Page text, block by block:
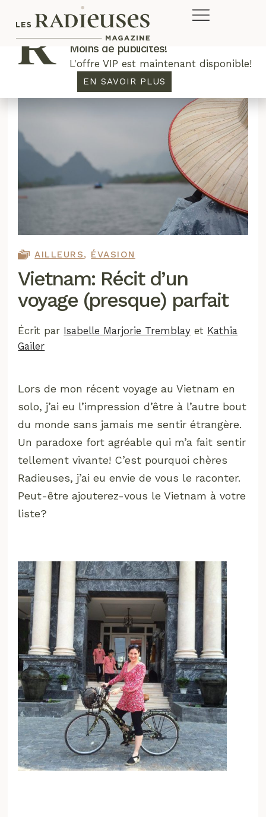
AILLEURS, ÉVASION
Vietnam: Récit d’un
voyage (presque) parfait
Écrit par Isabelle Marjorie Tremblay et Kathia
Gailer
Lors de mon récent voyage au Vietnam en
solo, j’ai eu l’impression d’être à l’autre bout
du monde sans jamais me sentir étrangère.
Un paradoxe fort agréable qui m’a fait sentir
tellement vivante! C’est pourquoi chères
Radieuses, j’ai eu envie de vous le raconter.
Peut-être ajouterez-vous le Vietnam à votre
liste?
Plus de concours. Plus de rabais.
Moins de publicités!
L'offre VIP est maintenant disponible!
EN SAVOIR PLUS